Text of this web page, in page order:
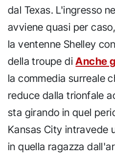
dal Texas. L'ingresso
avviene quasi per
la ventenne Shelley
della troupe diAnche
la commedia surreale
reduce dalla trionfale
sta girando in quel
Kansas City intravede
in quella ragazza